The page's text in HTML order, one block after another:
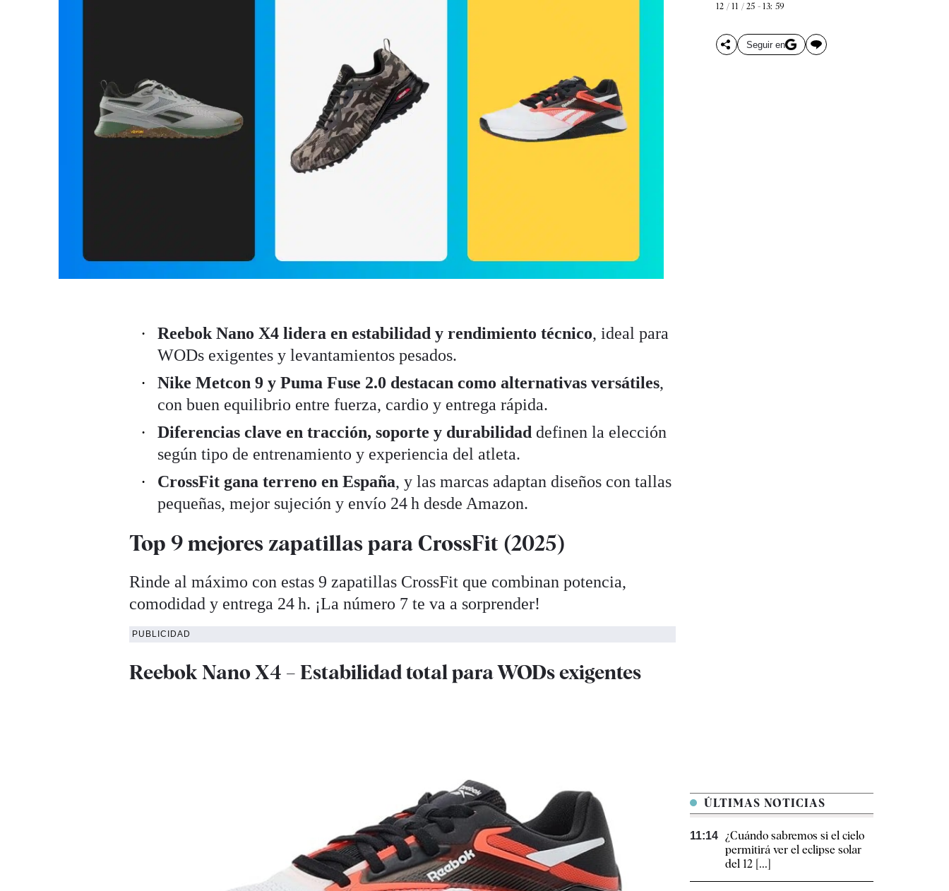
12 / 11 / 25 - 13: 59
Seguir en
Reebok Nano X4 lidera en estabilidad y rendimiento técnico, ideal para
WODs exigentes y levantamientos pesados.
Nike Metcon 9 y Puma Fuse 2.0 destacan como alternativas versátiles,
con buen equilibrio entre fuerza, cardio y entrega rápida.
Diferencias clave en tracción, soporte y durabilidad definen la elección
según tipo de entrenamiento y experiencia del atleta.
CrossFit gana terreno en España, y las marcas adaptan diseños con tallas
pequeñas, mejor sujeción y envío 24 h desde Amazon.
Top 9 mejores zapatillas para CrossFit (2025)
Rinde al máximo con estas 9 zapatillas CrossFit que combinan potencia,
comodidad y entrega 24 h. ¡La número 7 te va a sorprender!
PUBLICIDAD
Reebok Nano X4 – Estabilidad total para WODs exigentes
ÚLTIMAS NOTICIAS
11:14
¿Cuándo sabremos si el cielo
permitirá ver el eclipse solar
del 12 [...]